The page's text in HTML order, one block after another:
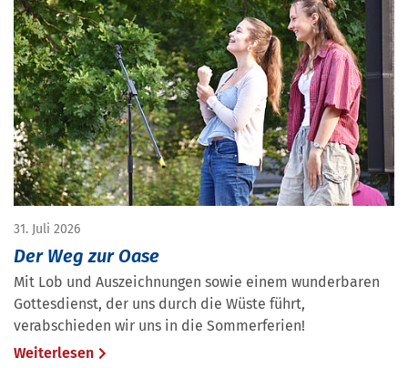
31. Juli 2026
Der Weg zur Oase
Mit Lob und Auszeichnungen sowie einem wunderbaren
Gottesdienst, der uns durch die Wüste führt,
verabschieden wir uns in die Sommerferien!
Weiterlesen